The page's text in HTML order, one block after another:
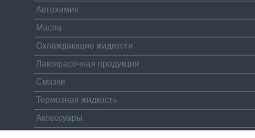
Автохимия
Масла
Охлаждающие жидкости
Лакокрасочная продукция
Смазки
Тормозная жидкость
Аксессуары